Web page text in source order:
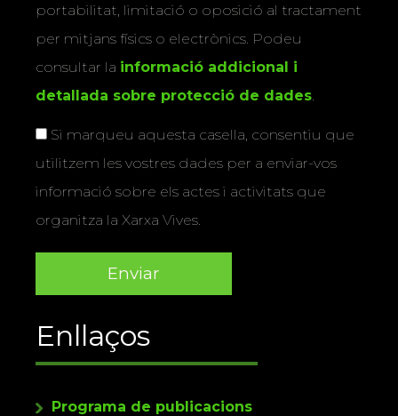
portabilitat, limitació o oposició al tractament
per mitjans físics o electrònics. Podeu
consultar la informació addicional i
detallada sobre protecció de dades.
Si marqueu aquesta casella, consentiu que
utilitzem les vostres dades per a enviar-vos
informació sobre els actes i activitats que
organitza la Xarxa Vives.
Enllaços
Programa de publicacions